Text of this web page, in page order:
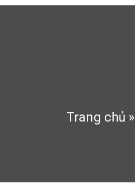
Trang chủ »